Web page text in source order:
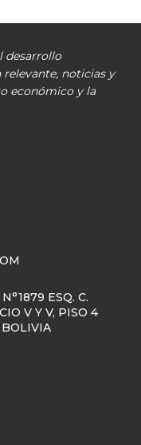
desarrollo
noticias y
económico y la
ESQ. C.
V Y V, PISO 4